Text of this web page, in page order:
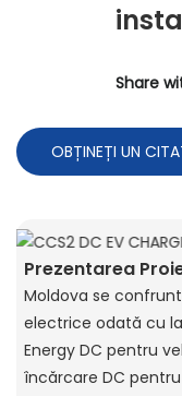
Share
OBȚINEȚI UN
Prezentarea
Moldova se
electrice odată cu
Energy DC pentru
încărcare DC